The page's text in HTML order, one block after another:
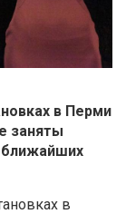
в Перми
заняты
ближайших
в